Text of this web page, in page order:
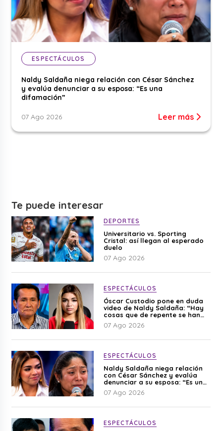
ESPECTÁCULOS
Naldy Saldaña niega relación con César Sánchez
y evalúa denunciar a su esposa: “Es una
difamación”
07 Ago 2026 Leer más
Te puede interesar
DEPORTES
Universitario vs. Sporting
Cristal: así llegan al esperado
duelo
07 Ago 2026
ESPECTÁCULOS
Óscar Custodio pone en duda
video de Naldy Saldaña: “Hay
cosas que de repente se han
editado”
07 Ago 2026
ESPECTÁCULOS
Naldy Saldaña niega relación
con César Sánchez y evalúa
denunciar a su esposa: “Es una
difamación”
07 Ago 2026
ESPECTÁCULOS